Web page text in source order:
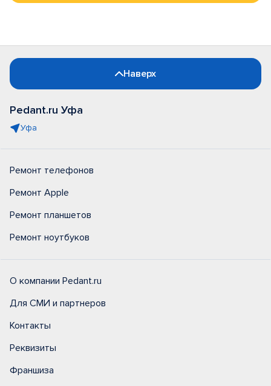
Наверх
Pedant.ru Уфа
Уфа
Ремонт телефонов
Ремонт Apple
Ремонт планшетов
Ремонт ноутбуков
О компании Pedant.ru
Для СМИ и партнеров
Контакты
Реквизиты
Франшиза